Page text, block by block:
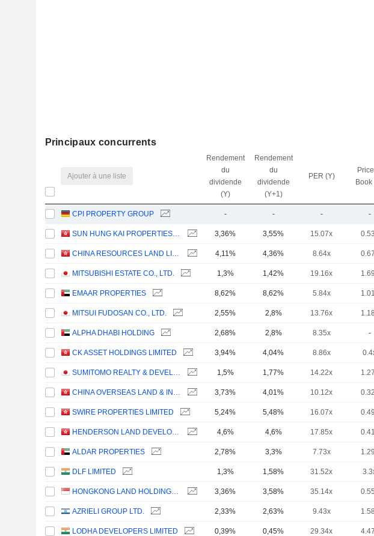
Principaux concurrents
Ajouter à une liste
Rendement
du
dividende
(Y)
Rendement
du
dividende
(Y+1)
PER (Y)
Book
CPI PROPERTY GROUP - - - -
SUN HUNG KAI PROPERTIES LIMITED 3,36% 3,55% 15.07x
CHINA RESOURCES LAND LIMITED 4,11% 4,36% 8.64x
MITSUBISHI ESTATE CO., LTD. 1,3% 1,42% 19.16x
EMAAR PROPERTIES 8,62% 8,62% 5.84x
MITSUI FUDOSAN CO., LTD. 2,55% 2,8% 13.76x
ALPHA DHABI HOLDING 2,68% 2,8% 8.35x -
CK ASSET HOLDINGS LIMITED 3,94% 4,04% 8.86x
SUMITOMO REALTY & DEVELOPMENT CO., LTD. 1,5% 1,77% 14.22x
CHINA OVERSEAS LAND & INVESTMENT LIMITED 3,73% 4,01% 10.12x
SWIRE PROPERTIES LIMITED 5,24% 5,48% 16.07x
HENDERSON LAND DEVELOPMENT COMPANY LIMITED 4,6% 4,6% 17.85x
ALDAR PROPERTIES 2,78% 3,3% 7.73x
DLF LIMITED 1,3% 1,58% 31.52x
HONGKONG LAND HOLDINGS LIMITED 3,36% 3,58% 35.14x
AZRIELI GROUP LTD. 2,33% 2,63% 9.43x
LODHA DEVELOPERS LIMITED 0,39% 0,45% 29.34x